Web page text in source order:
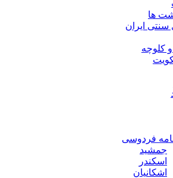
ها
سنتی ایران
کلوچه
فردوسی
جمشید
اسکندر
اشکانیان